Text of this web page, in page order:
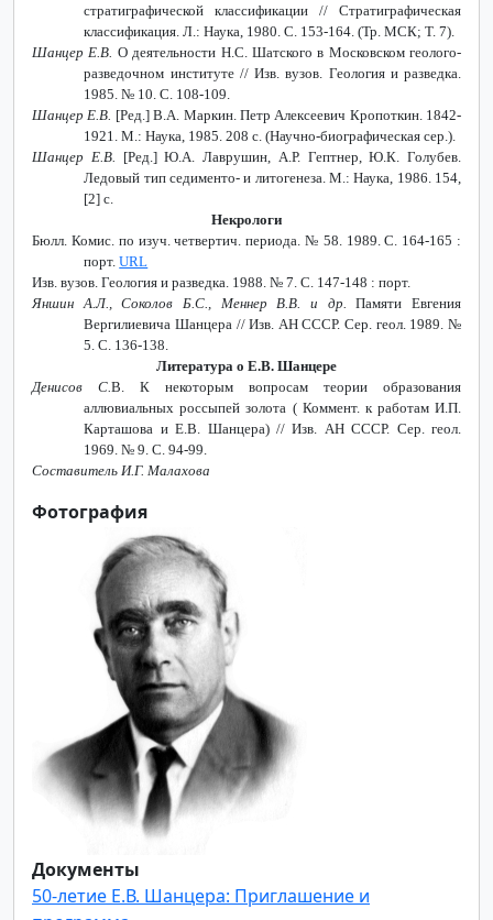
стратиграфической классификации // Стратиграфическая
классификация. Л.: Наука, 1980. С. 153-164. (Тр. МСК; Т. 7).
Шанцер Е.В. О деятельности Н.С. Шатского в Московском геолого-
разведочном институте // Изв. вузов. Геология и разведка.
1985. № 10. С. 108-109.
Шанцер Е.В. [Ред.] В.А. Маркин. Петр Алексеевич Кропоткин. 1842-
1921. М.: Наука, 1985. 208 с. (Научно-биографическая сер.).
Шанцер Е.В. [Ред.] Ю.А. Лаврушин, А.Р. Гептнер, Ю.К. Голубев.
Ледовый тип седименто- и литогенеза. М.: Наука, 1986. 154,
[2] с.
Некрологи
Бюлл. Комис. по изуч. четвертич. периода. № 58. 1989. С. 164-165 :
порт.URL
Изв. вузов. Геология и разведка. 1988. № 7. С. 147-148 : порт.
Яншин А.Л., Соколов Б.С., Меннер В.В. и др. Памяти Евгения
Вергилиевича Шанцера // Изв. АН СССР. Сер. геол. 1989. №
5. С. 136-138.
Литература о Е.В. Шанцере
Денисов С.В. К некоторым вопросам теории образования
аллювиальных россыпей золота ( Коммент. к работам И.П.
Карташова и Е.В. Шанцера) // Изв. АН СССР. Сер. геол.
1969. № 9. С. 94-99.
Составитель И.Г. Малахова
Фотография
Документы
50-летие Е.В. Шанцера: Приглашение и